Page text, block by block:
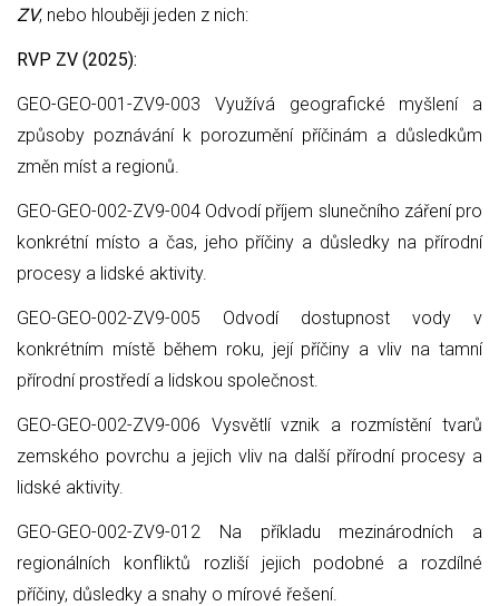
ZV, nebo hlouběji jeden z nich:
RVP ZV (2025):
GEO-GEO-001-ZV9-003 Využívá geografické myšlení a
způsoby poznávání k porozumění příčinám a důsledkům
změn míst a regionů.
GEO-GEO-002-ZV9-004 Odvodí příjem slunečního záření pro
konkrétní místo a čas, jeho příčiny a důsledky na přírodní
procesy a lidské aktivity.
GEO-GEO-002-ZV9-005 Odvodí dostupnost vody v
konkrétním místě během roku, její příčiny a vliv na tamní
přírodní prostředí a lidskou společnost.
GEO-GEO-002-ZV9-006 Vysvětlí vznik a rozmístění tvarů
zemského povrchu a jejich vliv na další přírodní procesy a
lidské aktivity.
GEO-GEO-002-ZV9-012 Na příkladu mezinárodních a
regionálních konfliktů rozliší jejich podobné a rozdílné
příčiny, důsledky a snahy o mírové řešení.